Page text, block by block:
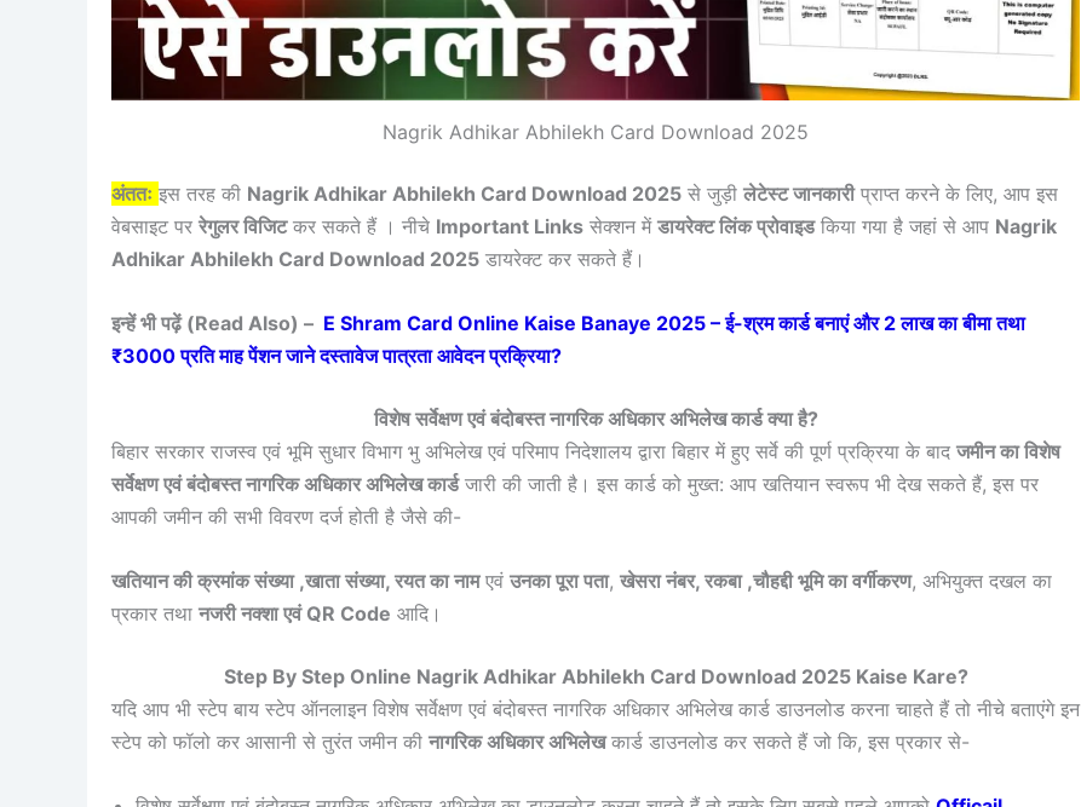
Nagrik Adhikar Abhilekh Card Download 2025
अंततः इस तरह की Nagrik Adhikar Abhilekh Card Download 2025 से जुड़ी लेटेस्ट जानकारीप्राप्त करने के लिए, आप इस
वेबसाइट पर रेगुलर विजिटकर सकते हैं । नीचे Important Links सेक्शन में डायरेक्ट लिंक प्रोवाइडकिया गया है जहां से आप Nagrik
Adhikar Abhilekh Card Download 2025 डायरेक्ट कर सकते हैं।
इन्हें भी पढ़ें (Read Also) – E Shram Card Online Kaise Banaye 2025 – ई-श्रम कार्ड बनाएं और 2 लाख का बीमा तथा
₹3000 प्रति माह पेंशन जाने दस्तावेज पात्रता आवेदन प्रक्रिया?
विशेष सर्वेक्षण एवं बंदोबस्त नागरिक अधिकार अभिलेख कार्ड क्या है?
बिहार सरकार राजस्व एवं भूमि सुधार विभाग भु अभिलेख एवं परिमाप निदेशालय द्वारा बिहार में हुए सर्वे की पूर्ण प्रक्रिया के बाद जमीन का विशेष
सर्वेक्षण एवं बंदोबस्त नागरिक अधिकार अभिलेख कार्डजारी की जाती है। इस कार्ड को मुख्त: आप खतियान स्वरूप भी देख सकते हैं, इस पर
आपकी जमीन की सभी विवरण दर्ज होती है जैसे की-
खतियान की क्रमांक संख्या ,खाता संख्या, रयत का नामएवं उनका पूरा पता, खेसरा नंबर, रकबा ,चौहद्दी भूमि का वर्गीकरण, अभियुक्त दखल का
प्रकार तथा नजरी नक्शा एवं QR Code आदि।
Step By Step Online Nagrik Adhikar Abhilekh Card Download 2025 Kaise Kare?
यदि आप भी स्टेप बाय स्टेप ऑनलाइन विशेष सर्वेक्षण एवं बंदोबस्त नागरिक अधिकार अभिलेख कार्ड डाउनलोड करना चाहते हैं तो नीचे बताएंगे इन
स्टेप को फॉलो कर आसानी से तुरंत जमीन की नागरिक अधिकार अभिलेखकार्ड डाउनलोड कर सकते हैं जो कि, इस प्रकार से-